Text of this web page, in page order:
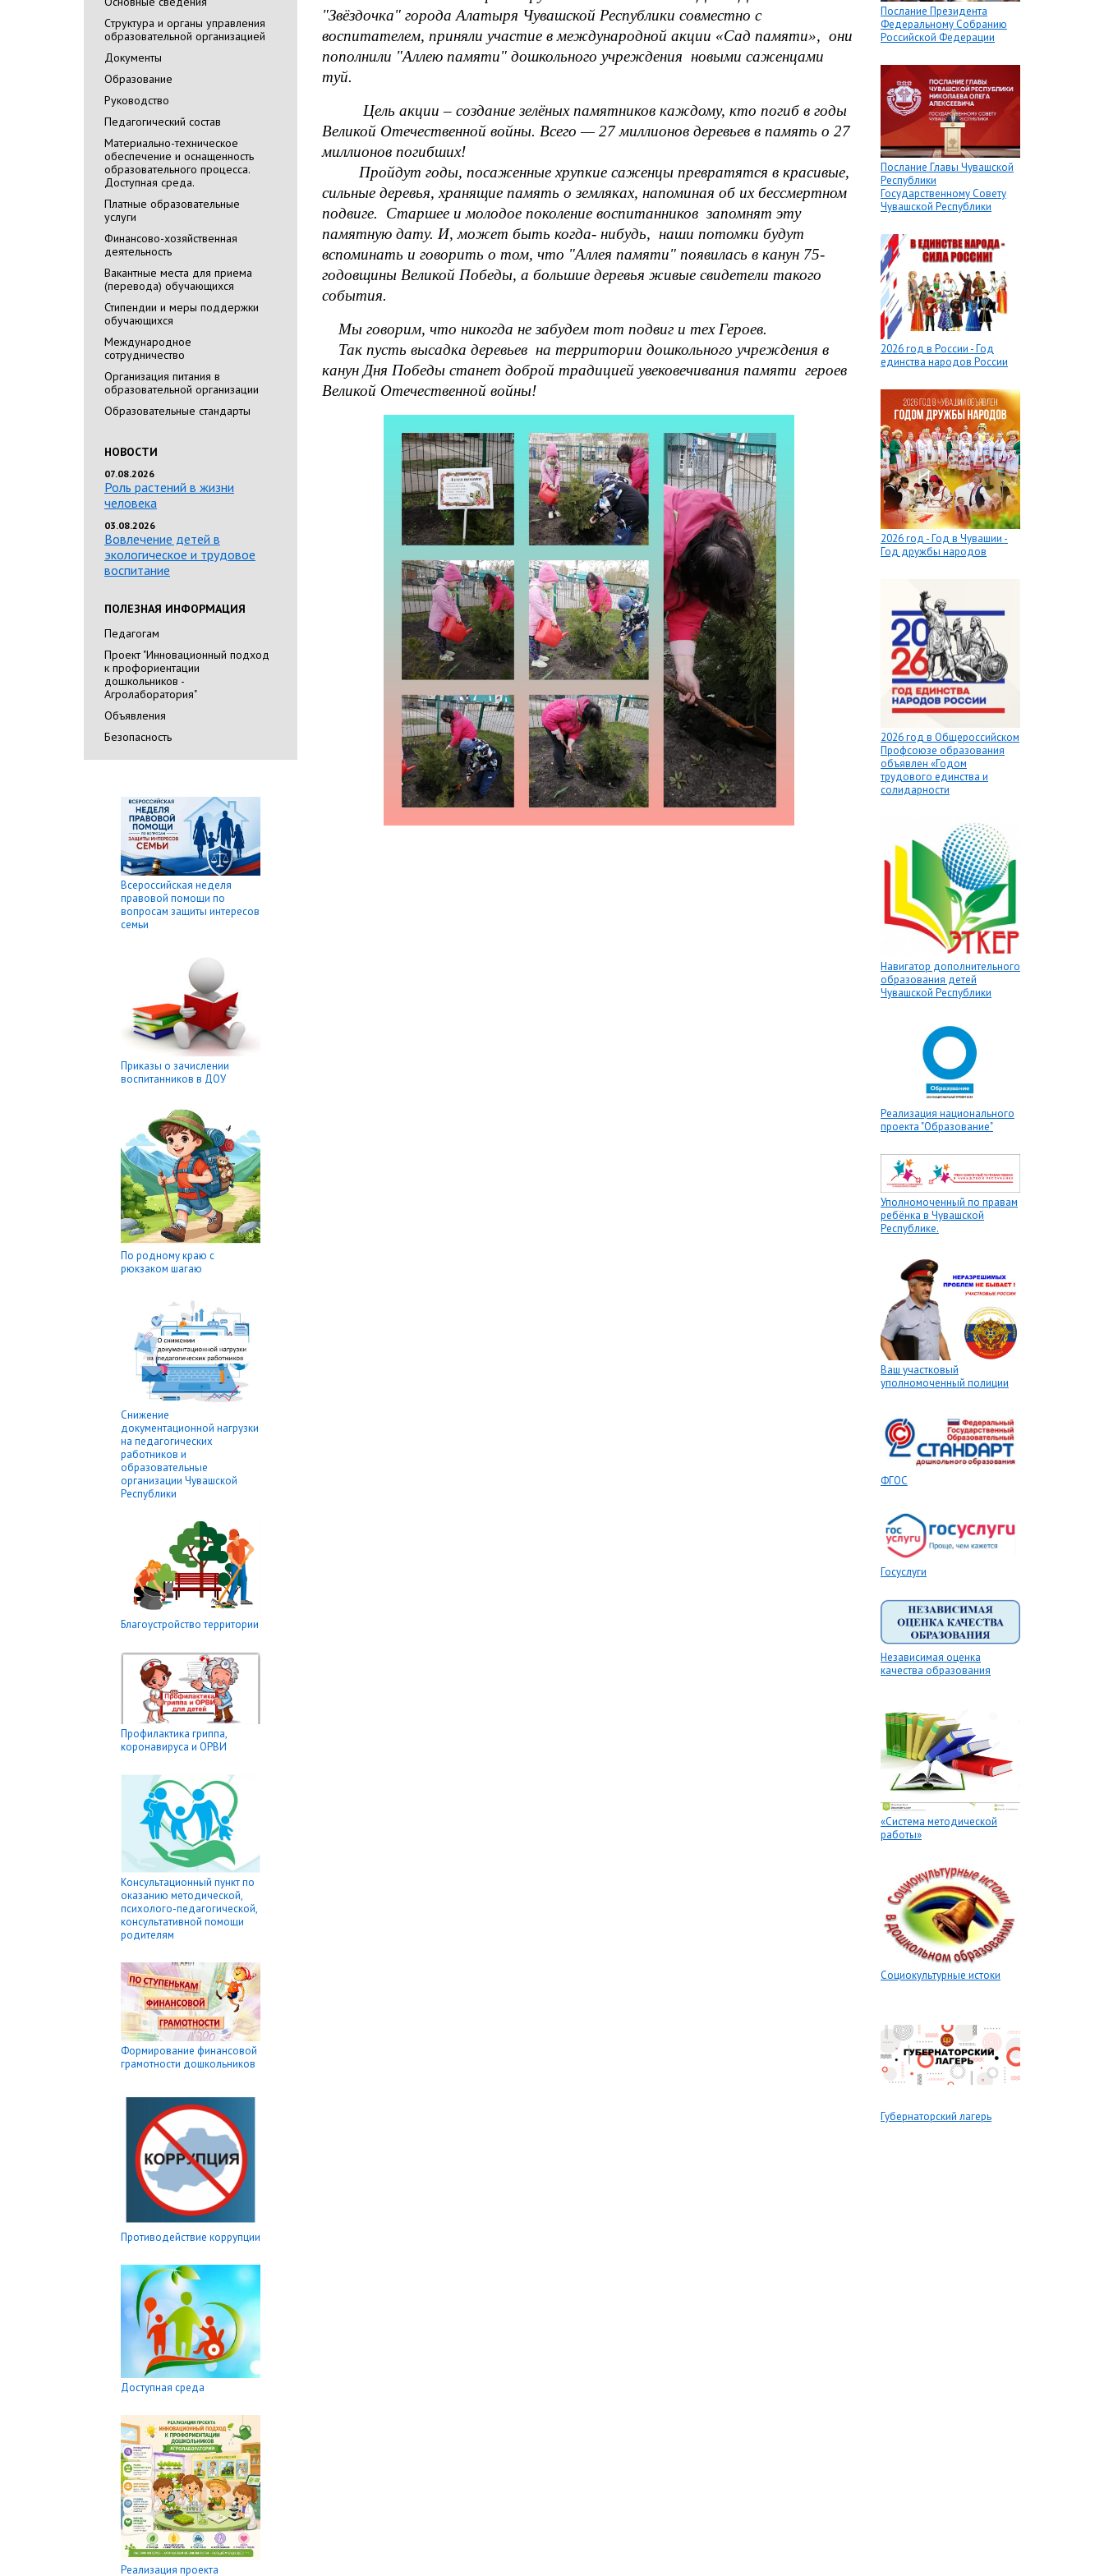
Cтруктура и органы управления
образовательной организацией
Документы
Образование
Руководство
Педагогический состав
Материально-техническое
обеспечение и оснащенность
образовательного процесса.
Доступная среда.
Платные образовательные
услуги
Финансово-хозяйственная
деятельность
Вакантные места для приема
(перевода) обучающихся
Стипендии и меры поддержки
обучающихся
Международное
сотрудничество
Организация питания в
образовательной организации
Образовательные стандарты
НОВОСТИ
07.08.2026
Роль растений в жизни
человека
03.08.2026
Вовлечение детей в
экологическое и трудовое
воспитание
ПОЛЕЗНАЯ ИНФОРМАЦИЯ
Педагогам
Проект "Инновационный подход
к профориентации
дошкольников -
Агролаборатория"
Объявления
Безопасность
Всероссийская неделя
правовой помощи по
вопросам защиты интересов
семьи
Приказы о зачислении
воспитанников в ДОУ
По родному краю с
рюкзаком шагаю
Снижение
документационной нагрузки
на педагогических
работников и
образовательные
организации Чувашской
Республики
Благоустройство территории
Профилактика гриппа,
коронавируса и ОРВИ
Консультационный пункт по
оказанию методической,
психолого-педагогической,
консультативной помощи
родителям
Формирование финансовой
грамотности дошкольников
Противодействие коррупции
Доступная среда
Реализация проекта
"Звёздочка" города Алатыря Чувашской Республики совместно с
воспитателем, приняли участие в международной акции «Сад памяти», они
пополнили "Аллею памяти" дошкольного учреждения новыми саженцами
туй.
Цель акции – создание зелёных памятников каждому, кто погиб в годы
Великой Отечественной войны. Всего — 27 миллионов деревьев в память о 27
миллионов погибших!
Пройдут годы, посаженные хрупкие саженцы превратятся в красивые,
сильные деревья, хранящие память о земляках, напоминая об их бессмертном
подвиге. Старшее и молодое поколение воспитанников запомнят эту
памятную дату. И, может быть когда- нибудь, наши потомки будут
вспоминать и говорить о том, что "Аллея памяти" появилась в канун 75-
годовщины Великой Победы, а большие деревья живые свидетели такого
события.
Мы говорим, что никогда не забудем тот подвиг и тех Героев.
Так пусть высадка деревьев на территории дошкольного учреждения в
канун Дня Победы станет доброй традицией увековечивания памяти героев
Великой Отечественной войны!
Послание Президента
Федеральному Собранию
Российской Федерации
Послание Главы Чувашской
Республики
Государственному Совету
Чувашской Республики
2026 год в России - Год
единства народов России
2026 год - Год в Чувашии -
Год дружбы народов
2026 год в Общероссийском
Профсоюзе образования
объявлен «Годом
трудового единства и
солидарности
Навигатор дополнительного
образования детей
Чувашской Республики
Реализация национального
проекта "Образование"
Уполномоченный по правам
ребёнка в Чувашской
Республике.
Ваш участковый
уполномоченный полиции
ФГОС
Госуслуги
Независимая оценка
качества образования
«Система методической
работы»
Социокультурные истоки
Губернаторский лагерь